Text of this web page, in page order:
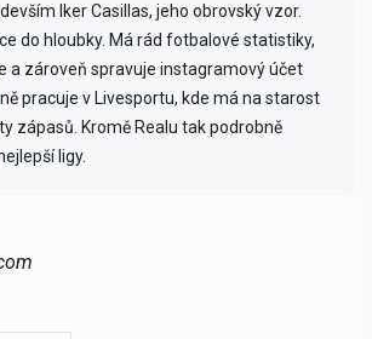
Iker Casillas, jeho obrovský vzor.
do hloubky. Má rád fotbalové statistiky,
a zároveň spravuje instagramový účet
pracuje v Livesportu, kde má na starost
zápasů. Kromě Realu tak podrobně
ligy.